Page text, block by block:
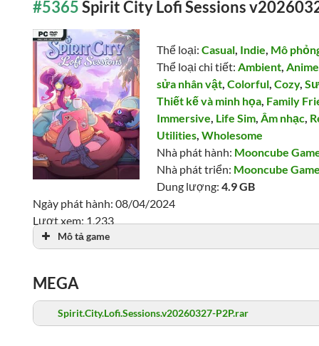
#5365Spirit City Lofi Sessions
Thể loại:Casual, Indie, Mô
Thể loại chi tiết:Ambient,Anime
sửa nhân vật,Colorful,Cozy,
Thiết kế và minh họa, Family
Immersive, Life Sim,Âm nhạc,
Utilities,Wholesome
Nhà phát hành: Mooncube
Nhà phát triển: Mooncube
Dung lượng:4.9 GB
Ngày phát hành: 08/04/2024
Lượt xem: 1,233
Mô tả game
MEGA
Spirit.City.Lofi.Sessions.v20260327-P2P.rar